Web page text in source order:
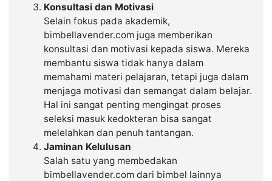
Konsultasi dan Motivasi
Selain fokus pada akademik,
bimbellavender.com juga memberikan
konsultasi dan motivasi kepada siswa. Mereka
membantu siswa tidak hanya dalam
memahami materi pelajaran, tetapi juga dalam
menjaga motivasi dan semangat dalam belajar.
Hal ini sangat penting mengingat proses
seleksi masuk kedokteran bisa sangat
melelahkan dan penuh tantangan.
Jaminan Kelulusan
Salah satu yang membedakan
bimbellavender.com dari bimbel lainnya